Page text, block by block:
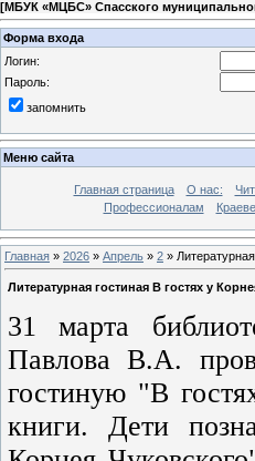
[МБУК «МЦБС» Спасского
Форма входа
Логин:
Пароль:
запомнить
Меню сайта
Главная страница О нас:
Профессионалам
Главная » 2026 » Апрель » 2 »
Литературная гостиная В гостях у
31 марта
Павлова В.А.
гостиную "В
книги. Дети